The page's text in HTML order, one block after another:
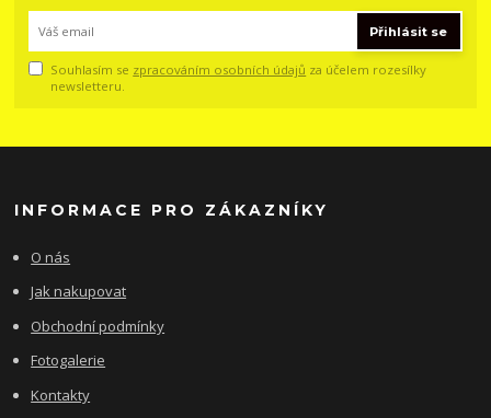
Přihlásit se
Souhlasím se zpracováním osobních údajů za účelem rozesílky
newsletteru.
INFORMACE PRO ZÁKAZNÍKY
O nás
Jak nakupovat
Obchodní podmínky
Fotogalerie
Kontakty